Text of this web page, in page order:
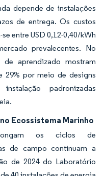
depende de instalações
de entrega. Os custos
entre USD 0,12-0,40/kWh
prevalecentes. No
aprendizado mostram
29% por meio de designs
padronizadas
Ecossistema Marinho
os ciclos de
de campo continuam a
de 2024 do Laboratório